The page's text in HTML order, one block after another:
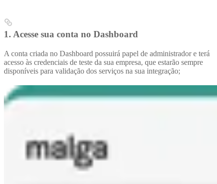
1. Acesse sua conta no Dashboard
A conta criada no Dashboard possuirá papel de administrador e terá
acesso às credenciais de teste da sua empresa, que estarão sempre
disponíveis para validação dos serviços na sua integração;